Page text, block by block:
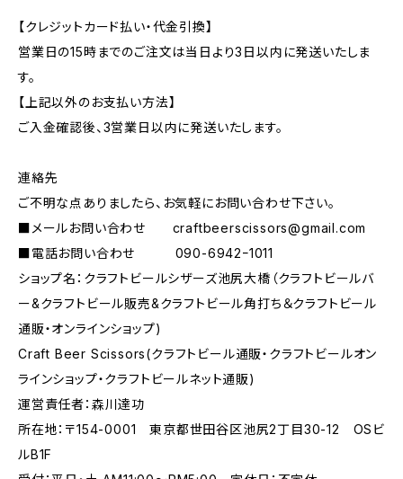
【クレジットカード払い・代金引換】
営業日の15時までのご注文は当日より3日以内に発送いたしま
す。
【上記以外のお支払い方法】
ご入金確認後、3営業日以内に発送いたします。
連絡先
ご不明な点ありましたら、お気軽にお問い合わせ下さい。
■メールお問い合わせ craftbeerscissors@gmail.com
■電話お問い合わせ 090-6942ｰ1011
ショップ名：クラフトビールシザーズ池尻大橋（クラフトビールバ
ー&クラフトビール販売&クラフトビール角打ち＆クラフトビール
通販・オンラインショップ)
Craft Beer Scissors(クラフトビール通販・クラフトビールオン
ラインショップ・クラフトビールネット通販)
運営責任者：森川達功
所在地：〒154-0001 東京都世田谷区池尻2丁目30-12 OSビ
ルB1F